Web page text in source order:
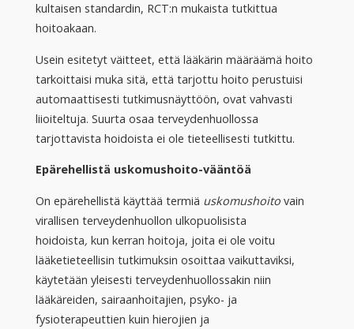
kultaisen standardin, RCT:n mukaista tutkittua
hoitoakaan.
Usein esitetyt väitteet, että lääkärin määräämä hoito
tarkoittaisi muka sitä, että tarjottu hoito perustuisi
automaattisesti tutkimusnäyttöön, ovat vahvasti
liioiteltuja. Suurta osaa terveydenhuollossa
tarjottavista hoidoista ei ole tieteellisesti tutkittu.
Epärehellistä uskomushoito-vääntöä
On epärehellistä käyttää termiä uskomushoito vain
virallisen terveydenhuollon ulkopuolisista
hoidoista, kun kerran hoitoja, joita ei ole voitu
lääketieteellisin tutkimuksin osoittaa vaikuttaviksi,
käytetään yleisesti terveydenhuollossakin niin
lääkäreiden, sairaanhoitajien, psyko- ja
fysioterapeuttien kuin hierojien ja